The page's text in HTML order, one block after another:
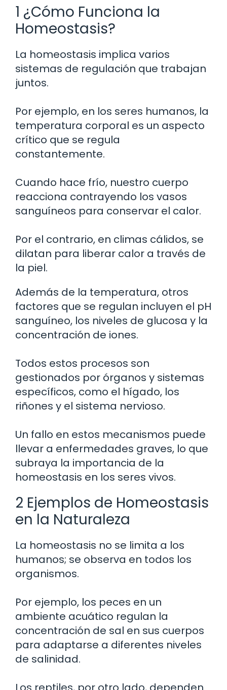
1 ¿Cómo Funciona la
Homeostasis?
La homeostasis implica varios
sistemas de regulación que trabajan
juntos.
Por ejemplo, en los seres humanos, la
temperatura corporal es un aspecto
crítico que se regula
constantemente.
Cuando hace frío, nuestro cuerpo
reacciona contrayendo los vasos
sanguíneos para conservar el calor.
Por el contrario, en climas cálidos, se
dilatan para liberar calor a través de
la piel.
Además de la temperatura, otros
factores que se regulan incluyen el pH
sanguíneo, los niveles de glucosa y la
concentración de iones.
Todos estos procesos son
gestionados por órganos y sistemas
específicos, como el hígado, los
riñones y el sistema nervioso.
Un fallo en estos mecanismos puede
llevar a enfermedades graves, lo que
subraya la importancia de la
homeostasis en los seres vivos.
2 Ejemplos de Homeostasis
en la Naturaleza
La homeostasis no se limita a los
humanos; se observa en todos los
organismos.
Por ejemplo, los peces en un
ambiente acuático regulan la
concentración de sal en sus cuerpos
para adaptarse a diferentes niveles
de salinidad.